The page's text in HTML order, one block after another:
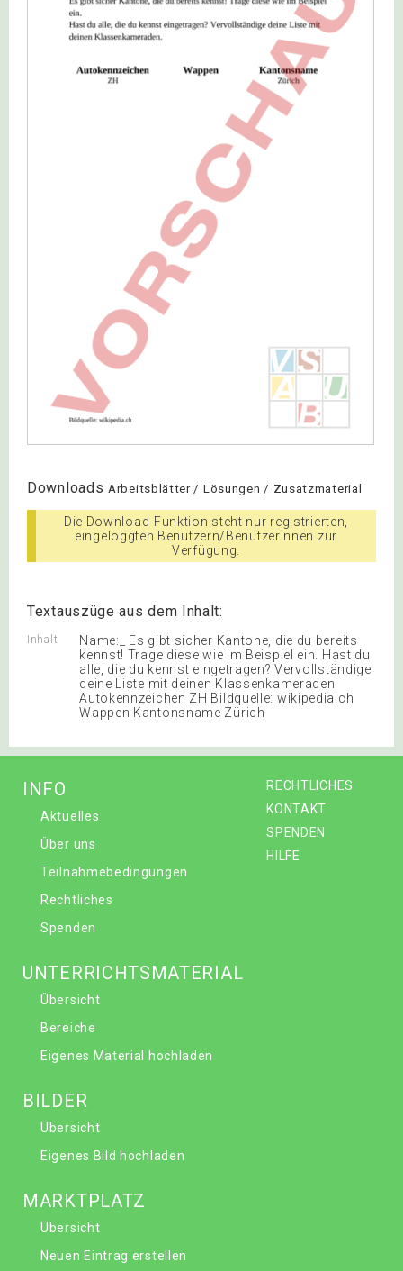
Downloads Arbeitsblätter / Lösungen / Zusatzmaterial
Die Download-Funktion steht nur registrierten,
eingeloggten Benutzern/Benutzerinnen zur
Verfügung.
Textauszüge aus dem Inhalt:
Inhalt
Name:_ Es gibt sicher Kantone, die du bereits
kennst! Trage diese wie im Beispiel ein. Hast du
alle, die du kennst eingetragen? Vervollständige
deine Liste mit deinen Klassenkameraden.
Autokennzeichen ZH Bildquelle: wikipedia.ch
Wappen Kantonsname Zürich
RECHTLICHES
KONTAKT
SPENDEN
HILFE
INFO
Aktuelles
Über uns
Teilnahmebedingungen
Rechtliches
Spenden
UNTERRICHTSMATERIAL
Übersicht
Bereiche
Eigenes Material hochladen
BILDER
Übersicht
Eigenes Bild hochladen
MARKTPLATZ
Übersicht
Neuen Eintrag erstellen